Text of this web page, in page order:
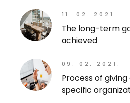
11. 02. 2021.
The long-term
achieved
09. 02. 2021.
Process of
specific